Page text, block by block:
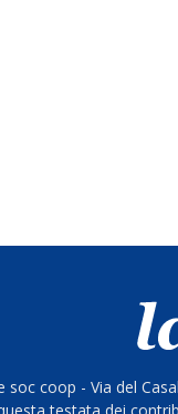
soc coop - Via del